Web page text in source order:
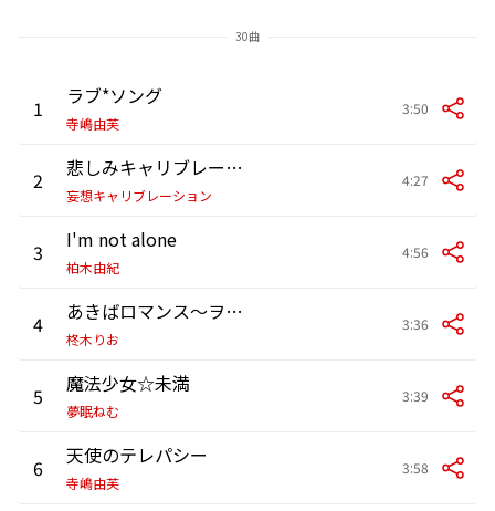
30曲
1 ラブ*ソング
寺嶋由芙
3:50
2 悲しみキャリブレーション
妄想キャリブレーション
4:27
3 I'm not alone
柏木由紀
4:56
4 あきばロマンス～ヲタクの聖地☆Akihabara～
柊木りお
3:36
5 魔法少女☆未満
夢眠ねむ
3:39
6 天使のテレパシー
寺嶋由芙
3:58